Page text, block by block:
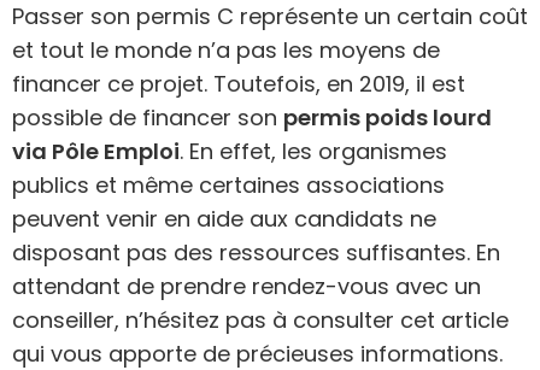
Passer son permis C représente un certain coût
et tout le monde n’a pas les moyens de
financer ce projet. Toutefois, en 2019, il est
possible de financer son permis poids lourd
via Pôle Emploi. En effet, les organismes
publics et même certaines associations
peuvent venir en aide aux candidats ne
disposant pas des ressources suffisantes. En
attendant de prendre rendez-vous avec un
conseiller, n’hésitez pas à consulter cet article
qui vous apporte de précieuses informations.